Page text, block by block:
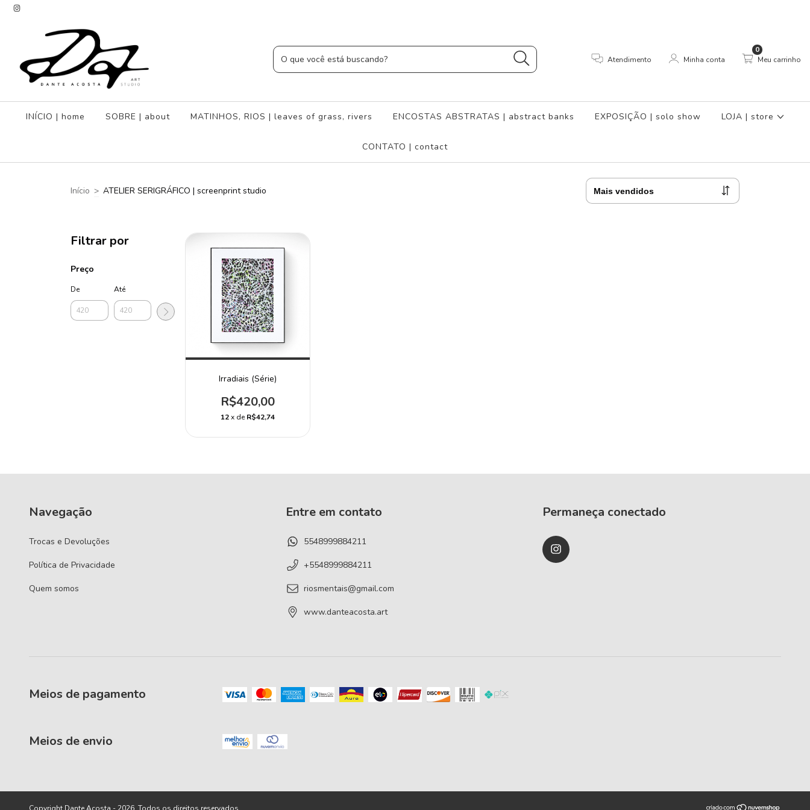
Atendimento Minha conta Meu carrinho
0
INÍCIO | home SOBRE | about MATINHOS, RIOS | leaves of grass, rivers ENCOSTAS ABSTRATAS | abstract banks EXPOSIÇÃO | solo show LOJA | store
CONTATO | contact
Início > ATELIER SERIGRÁFICO | screenprint studio
Filtrar por
Preço
De Até
Irradiais (Série)
R$420,00
12 x deR$42,74
Navegação
Trocas e Devoluções
Política de Privacidade
Quem somos
Entre em contato
5548999884211
+5548999884211
riosmentais@gmail.com
www.danteacosta.art
Permaneça conectado
Meios de pagamento
Meios de envio